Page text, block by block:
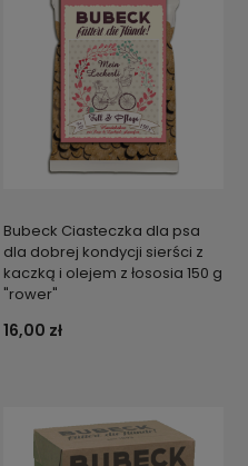
Bubeck Ciasteczka dla psa
dla dobrej kondycji sierści z
kaczką i olejem z łososia 150 g
"rower"
16,00 zł